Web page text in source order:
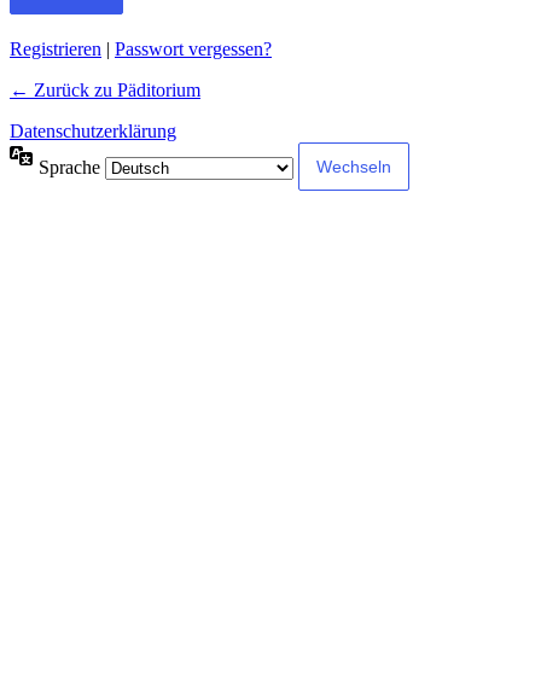
Registrieren | Passwort vergessen?
← Zurück zu Päditorium
Datenschutzerklärung
Sprache